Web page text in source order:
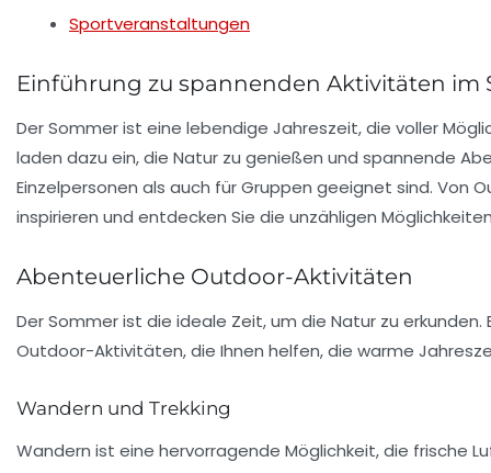
Sportveranstaltungen
Einführung zu spannenden Aktivitäten im
Der Sommer ist eine lebendige Jahreszeit, die voller
laden dazu ein, die Natur zu genießen und spannende
Einzelpersonen als auch für Gruppen geeignet sind. Von
inspirieren und entdecken Sie die unzähligen
Abenteuerliche Outdoor-Aktivitäten
Der Sommer ist die ideale Zeit, um die Natur zu
Outdoor-Aktivitäten, die Ihnen helfen, die warme
Wandern und Trekking
Wandern ist eine hervorragende Möglichkeit, die frische